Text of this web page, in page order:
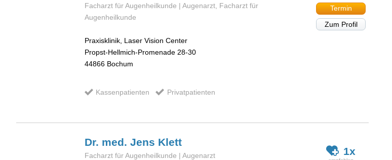
Facharzt für Augenheilkunde | Augenarzt, Facharzt für
Augenheilkunde
Praxisklinik, Laser Vision Center
Propst-Hellmich-Promenade 28-30
44866 Bochum
Kassenpatienten Privatpatienten
Termin
Zum Profil
Dr. med. Jens Klett
Facharzt für Augenheilkunde | Augenarzt 1x